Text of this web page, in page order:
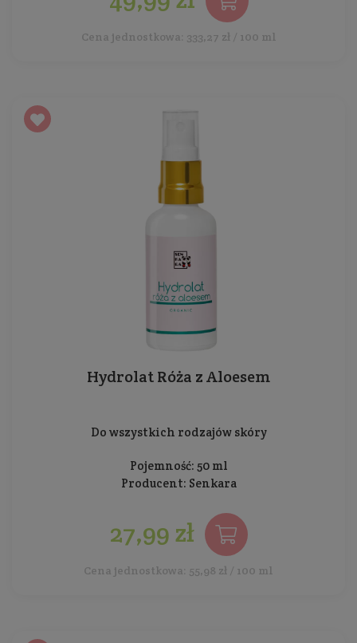
Cena jednostkowa: 333,27 zł / 100 ml
Hydrolat Róża z Aloesem
Do wszystkich rodzajów skóry
Pojemność: 50 ml
Producent: Senkara
27,99 zł
Cena jednostkowa: 55,98 zł / 100 ml